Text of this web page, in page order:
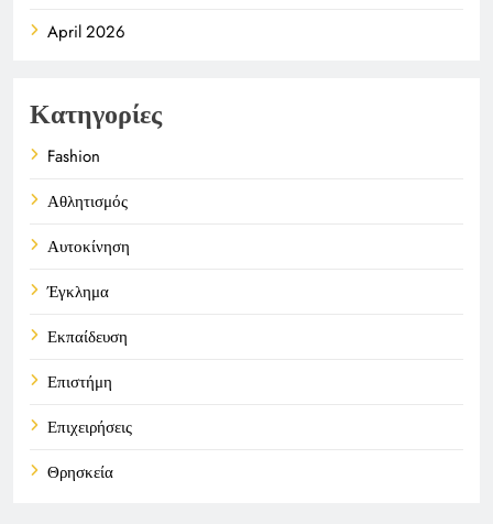
April 2026
Κατηγορίες
Fashion
Αθλητισμός
Αυτοκίνηση
Έγκλημα
Εκπαίδευση
Επιστήμη
Επιχειρήσεις
Θρησκεία